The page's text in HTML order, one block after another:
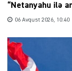
“Netanyahu ilə
06 Avqust 2026, 10:40